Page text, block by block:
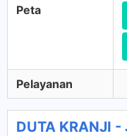
Peta
Pelayanan
DUTA KRANJI -